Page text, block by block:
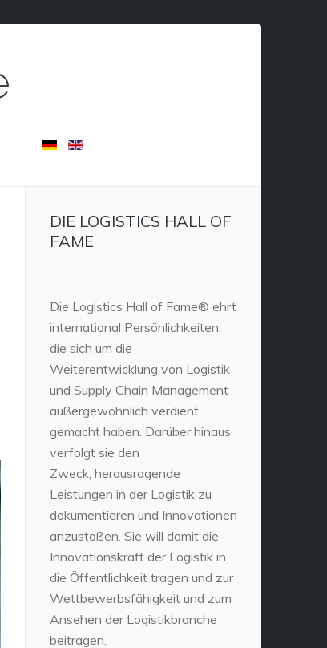
DIE LOGISTICS HALL OF
FAME
Die Logistics Hall of Fame® ehrt
international Persönlichkeiten,
die sich um die
Weiterentwicklung von Logistik
und Supply Chain Management
außergewöhnlich verdient
gemacht haben. Darüber hinaus
verfolgt sie den
Zweck, herausragende
Leistungen in der Logistik zu
dokumentieren und Innovationen
anzustoßen. Sie will damit die
Innovationskraft der Logistik in
die Öffentlichkeit tragen und zur
Wettbewerbsfähigkeit und zum
Ansehen der Logistikbranche
beitragen.